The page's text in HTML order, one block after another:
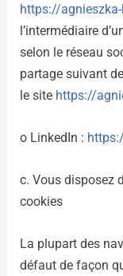
https://
l’intermédiaire
selon le réseau
partage suivant
le site https://
o LinkedIn :
c. Vous disposez
cookies
La plupart des
défaut de façon